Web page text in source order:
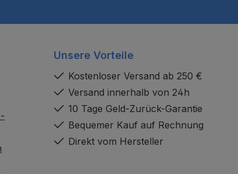
Unsere Vorteile
Kostenloser Versand ab 250 €
Versand innerhalb von 24h
10 Tage Geld-Zurück-Garantie
Bequemer Kauf auf Rechnung
Direkt vom Hersteller